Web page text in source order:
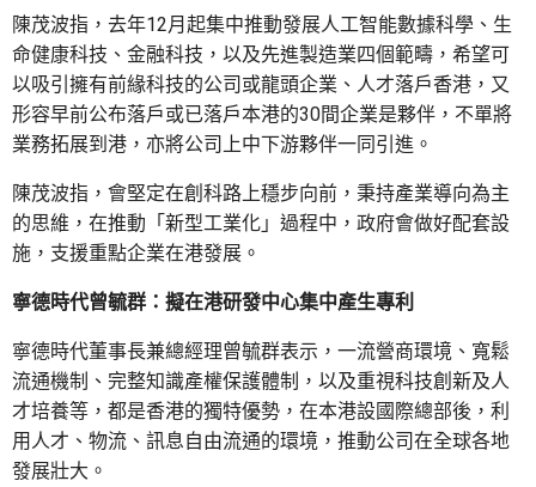
陳茂波指，去年12月起集中推動發展人工智能數據科學、生
命健康科技、金融科技，以及先進製造業四個範疇，希望可
以吸引擁有前緣科技的公司或龍頭企業、人才落戶香港，又
形容早前公布落戶或已落戶本港的30間企業是夥伴，不單將
業務拓展到港，亦將公司上中下游夥伴一同引進。
陳茂波指，會堅定在創科路上穩步向前，秉持產業導向為主
的思維，在推動「新型工業化」過程中，政府會做好配套設
施，支援重點企業在港發展。
寧德時代曾毓群：擬在港研發中心集中產生專利
寧德時代董事長兼總經理曾毓群表示，一流營商環境、寬鬆
流通機制、完整知識產權保護體制，以及重視科技創新及人
才培養等，都是香港的獨特優勢，在本港設國際總部後，利
用人才、物流、訊息自由流通的環境，推動公司在全球各地
發展壯大。